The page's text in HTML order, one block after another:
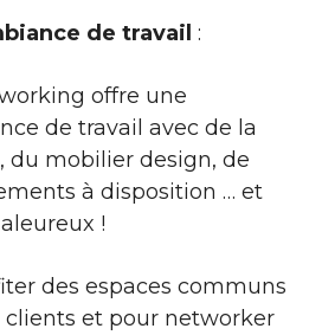
de travail :
offre une
de travail avec de la
du mobilier design, de
à disposition … et
!
des espaces communs
clients et pour networker